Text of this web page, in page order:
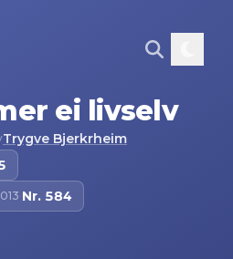
ei livselv
Trygve Bjerkrheim
·Nr. 584